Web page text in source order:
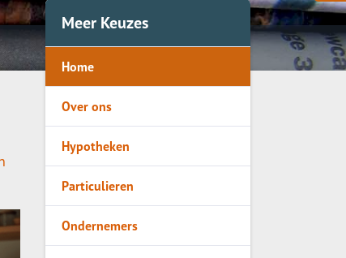
Omzetverlies
Pensioen
Meer Keuzes
Home
Over ons
Hypotheken
Particulieren
Ondernemers